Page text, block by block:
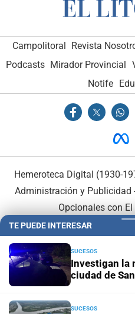
Campolitoral Revista
Podcasts Mirador Provincial
Notife
Hemeroteca Digital (1930-
Administración y Publicidad
Opcionales con
TE PUEDE INTERESAR
SUCESOS
Investigan la
ciudad de
SUCESOS